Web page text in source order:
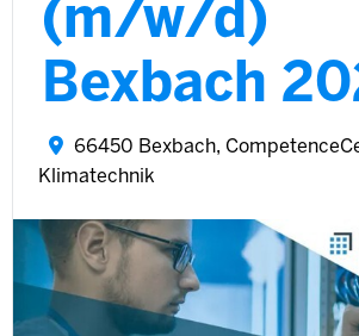
(m/w/d)
Bexbach
66450 Bexbach,
Klimatechnik